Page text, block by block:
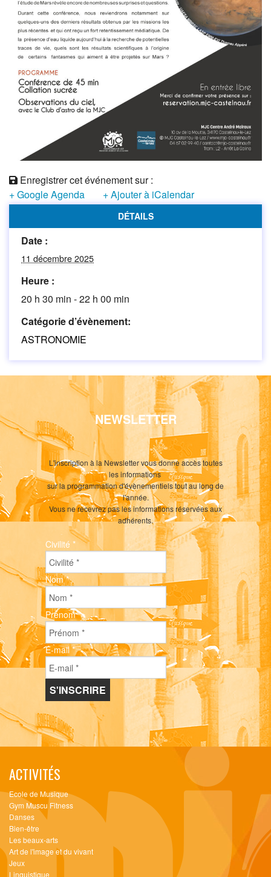
Enregistrer cet événement sur :
+ Google Agenda
+ Ajouter à iCalendar
DÉTAILS
Date :
11 décembre 2025
Heure :
20 h 30 min - 22 h 00 min
Catégorie d’évènement:
ASTRONOMIE
NEWSLETTER
L'inscription à la Newsletter vous donne accès toutes
les informations
sur la programmation d'évènementiels tout au long de
l'année.
Vous ne recevrez pas les informations réservées aux
adhérents.
Civilité *
Nom*
Prénom*
E-mail*
ACTIVITÉS
Ecole de Musique
Gym Muscu Fitness
Danses
Bien-être
Les beaux-arts
Art de l'image et du vivant
Jeux
Linguistique